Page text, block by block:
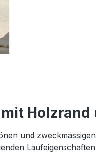
Holzrand
und
Laufeigenschaften.